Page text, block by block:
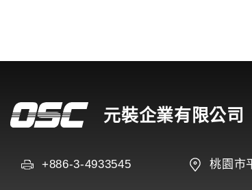
元裝企業有限公司
+886-3-4933545 桃園市